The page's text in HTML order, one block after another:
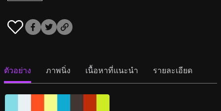
ตัวอย่าง ภาพนิ่ง เนื้อหาที่แนะนำ รายละเอียด